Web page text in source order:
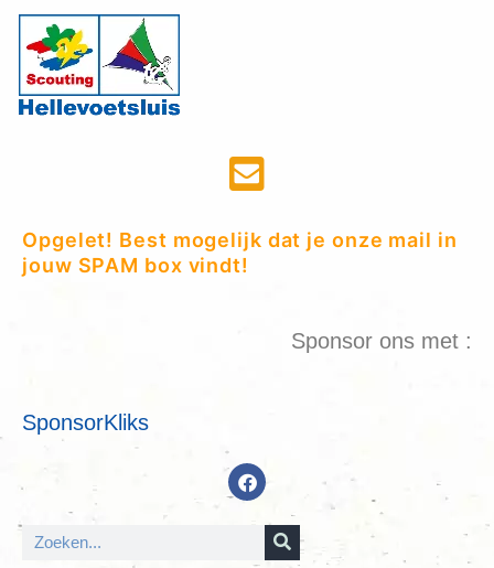
Opgelet! Best mogelijk dat je onze mail in
jouw SPAM box vindt!
Sponsor ons met :
SponsorKliks